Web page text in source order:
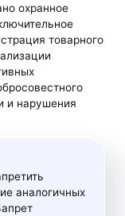
охранное
товарного
и нарушения
аналогичных